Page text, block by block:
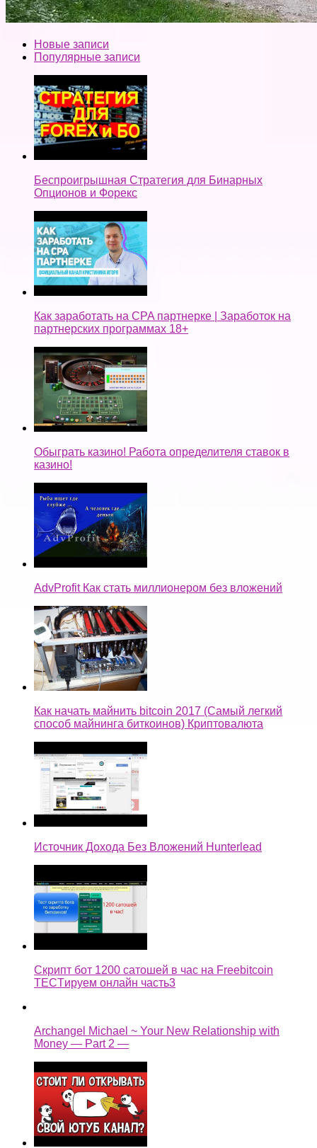
Новые записи
Популярные записи
Беспроигрышная Стратегия для Бинарных
Опционов и Форекс
Как заработать на CPA партнерке | Заработок на
партнерских программах 18+
Обыграть казино! Работа определителя ставок в
казино!
AdvProfit Как стать миллионером без вложений
Как начать майнить bitcoin 2017 (Самый легкий
способ майнинга биткоинов) Криптовалюта
Источник Дохода Без Вложений Hunterlead
Скрипт бот 1200 сатошей в час на Freebitcoin
TECTируем онлайн часть3
Archangel Michael ~ Your New Relationship with
Money — Part 2 —